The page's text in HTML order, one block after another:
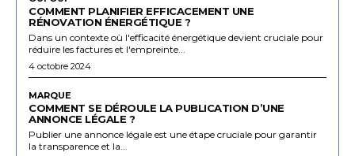
COMMENT PLANIFIER EFFICACEMENT UNE
RÉNOVATION ÉNERGÉTIQUE ?
Dans un contexte où l'efficacité énergétique devient cruciale pour
réduire les factures et l'empreinte...
4 octobre 2024
MARQUE
COMMENT SE DÉROULE LA PUBLICATION D’UNE
ANNONCE LÉGALE ?
Publier une annonce légale est une étape cruciale pour garantir
la transparence et la...